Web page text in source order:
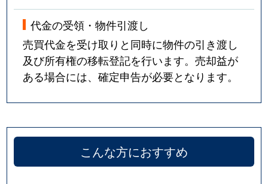
代金の受領・物件引渡し
売買代金を受け取りと同時に物件の引き渡し
及び所有権の移転登記を行います。売却益が
ある場合には、確定申告が必要となります。
こんな方におすすめ